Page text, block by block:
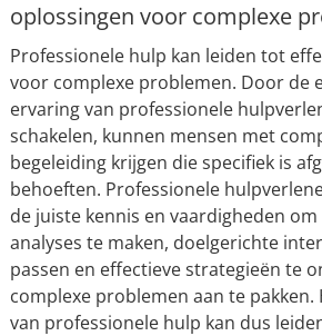
oplossingen voor complexe
Professionele hulp kan leiden tot
voor complexe problemen. Door de
ervaring van professionele
schakelen, kunnen mensen met
begeleiding krijgen die specifiek is
behoeften. Professionele
de juiste kennis en vaardigheden
analyses te maken, doelgerichte
passen en effectieve strategieën te
complexe problemen aan te pakken.
van professionele hulp kan dus